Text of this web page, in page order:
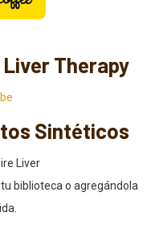
Therapy
Sintéticos
Liver
biblioteca o agregándola